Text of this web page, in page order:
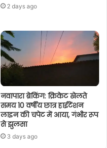
2 days ago
नवापारा ब्रेकिंग: क्रिकेट खेलते
समय 10 वर्षीय छात्र हाईटेंशन
लाइन की चपेट में आया, गंभीर रूप
से झुलसा
3 days ago